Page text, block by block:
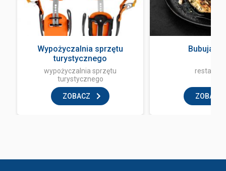
Wypożyczalnia sprzętu
turystycznego
wypożyczalnia sprzętu
turystycznego
ZOBACZ
Bubuja
ZOBACZ